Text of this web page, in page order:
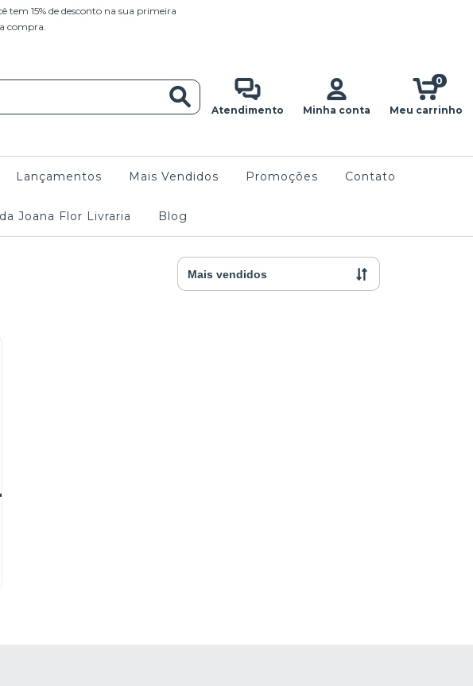
tem 15% de desconto na sua primeira
compra.
Atendimento Minha conta Meu carrinho
0
Lançamentos Mais Vendidos Promoções Contato
Joana Flor Livraria Blog